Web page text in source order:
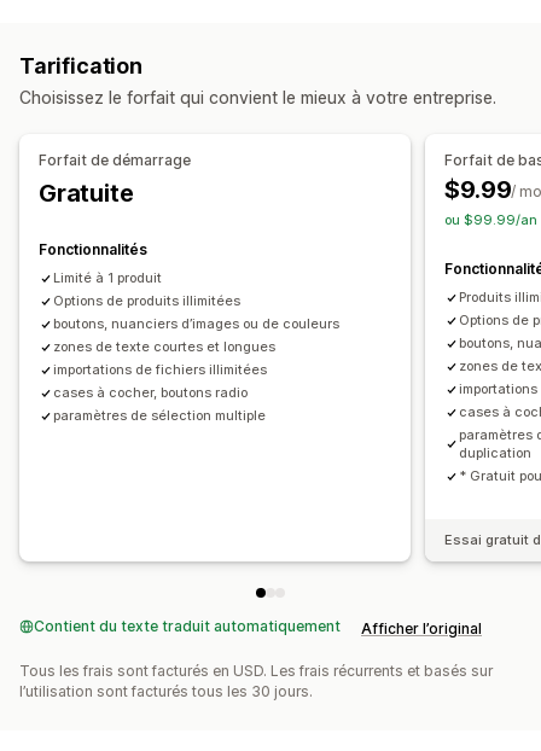
Texte personnalisé
CSS personnalisées HTML personnalisé Traduction
Tarification
Tarification personnalisée
Compléments Suppléments par variante
Suppléments premium
Stock
Masquer les produits en rupture de stock
Disponibilité des stocks
Tarification
Choisissez le forfait qui convient le mieux à votre entreprise.
Forfait de démarrage
Gratuite
Fonctionnalités
Limité à 1 produit
Options de produits illimitées
boutons, nuanciers d’images ou de couleurs
zones de texte courtes et longues
importations de fichiers illimitées
cases à cocher, boutons radio
paramètres de sélection multiple
Forfait de
$9.99/
ou $99.99/an
Produits
Options de
boutons,
zones de
cases à
paramètres
duplication
* Gratuit
Essai gratuit
Contient du texte traduit automatiquement Afficher l’original
Tous les frais sont facturés en USD. Les frais récurrents et basés sur
l’utilisation sont facturés tous les 30 jours.